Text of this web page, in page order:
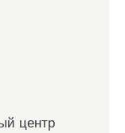
центр